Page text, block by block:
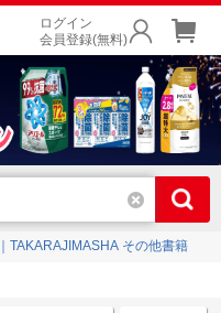
ログイン
会員登録(無料)
TAKARAJIMASHA その他書籍